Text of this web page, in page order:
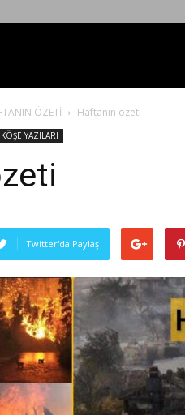
ÖZETİ Haftanın özeti
KÖŞE YAZILARI
Twitter'da Paylaş